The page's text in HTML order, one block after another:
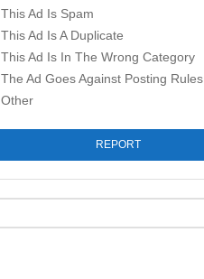
This Ad Is Spam
This Ad Is A Duplicate
This Ad Is In The Wrong Category
The Ad Goes Against Posting Rules
Other
REPORT